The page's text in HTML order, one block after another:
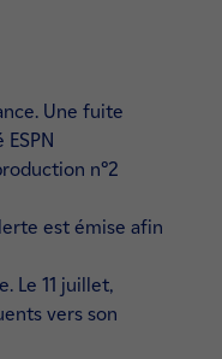
Une fuite
n°2
est émise afin
Le 11 juillet,
vers son